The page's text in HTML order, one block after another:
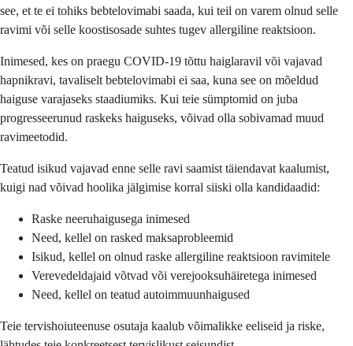
see, et te ei tohiks bebtelovimabi saada, kui teil on varem olnud selle
ravimi või selle koostisosade suhtes tugev allergiline reaktsioon.
Inimesed, kes on praegu COVID-19 tõttu haiglaravil või vajavad
hapnikravi, tavaliselt bebtelovimabi ei saa, kuna see on mõeldud
haiguse varajaseks staadiumiks. Kui teie sümptomid on juba
progresseerunud raskeks haiguseks, võivad olla sobivamad muud
ravimeetodid.
Teatud isikud vajavad enne selle ravi saamist täiendavat kaalumist,
kuigi nad võivad hoolika jälgimise korral siiski olla kandidaadid:
Raske neeruhaigusega inimesed
Need, kellel on rasked maksaprobleemid
Isikud, kellel on olnud raske allergiline reaktsioon ravimitele
Verevedeldajaid võtvad või verejooksuhäiretega inimesed
Need, kellel on teatud autoimmuunhaigused
Teie tervishoiuteenuse osutaja kaalub võimalikke eeliseid ja riske,